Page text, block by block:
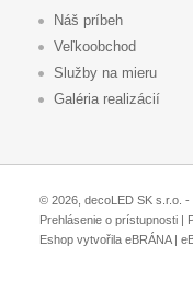
Náš príbeh
Veľkoobchod
Služby na mieru
Galéria realizácií
© 2026, decoLED SK s.r.o.
Prehlásenie o prístupnosti |
Eshop vytvořila eBRÁNA|